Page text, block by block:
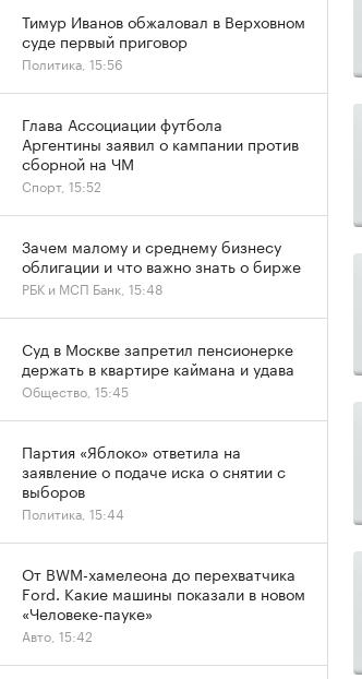
Тимур Иванов обжаловал в Верховном
суде первый приговор
Политика, 15:56
Глава Ассоциации футбола
Аргентины заявил о кампании против
сборной на ЧМ
Спорт, 15:52
Зачем малому и среднему бизнесу
облигации и что важно знать о бирже
РБК и МСП Банк, 15:48
Суд в Москве запретил пенсионерке
держать в квартире каймана и удава
Общество, 15:45
Партия «Яблоко» ответила на
заявление о подаче иска о снятии с
выборов
Политика, 15:44
От BWM-хамелеона до перехватчика
Ford. Какие машины показали в новом
«Человеке-пауке»
Авто, 15:42